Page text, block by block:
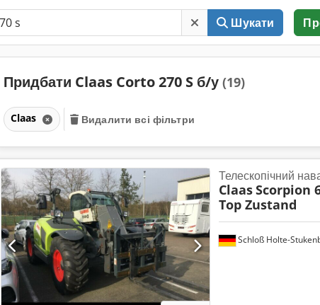
Шукати
Придбати Claas Corto 270 S б/у (19)
Claas Видалити всі фільтри
Schloß Holte-
Телескопічний
ClaasScorpion
Top Zustand